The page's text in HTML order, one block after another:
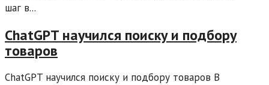
шаг в...
ChatGPT научился поиску и подбору
товаров
ChatGPT научился поиску и подбору товаров В